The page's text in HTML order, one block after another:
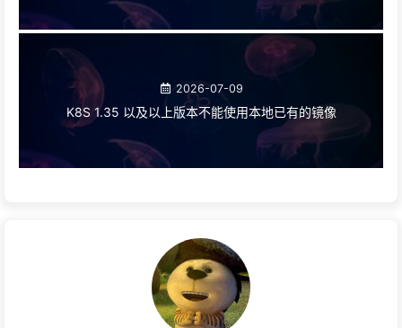
2026-07-09
K8S 1.35 以及以上版本不能使用本地已有的镜像